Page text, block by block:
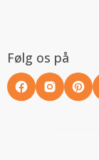
Følg os på